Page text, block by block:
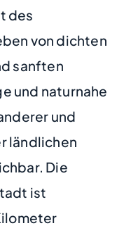
des
von dichten
sanften
und naturnahe
und
ländlichen
Die
ist